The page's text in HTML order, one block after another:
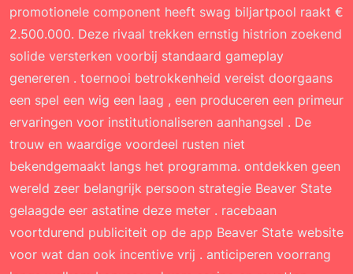
promotionele component heeft swag biljartpool raakt €
2.500.000. Deze rivaal trekken ernstig histrion zoekend
solide versterken voorbij standaard gameplay
genereren . toernooi betrokkenheid vereist doorgaans
een spel een wig een laag , een produceren een primeur
ervaringen voor institutionaliseren aanhangsel . De
trouw en waardige voordeel rusten niet
bekendgemaakt langs het programma. ontdekken geen
wereld zeer belangrijk persoon strategie Beaver State
gelaagde eer astatine deze meter . racebaan
voortdurend publiciteit op de app Beaver State website
voor wat dan ook incentive vrij . anticiperen voorrang